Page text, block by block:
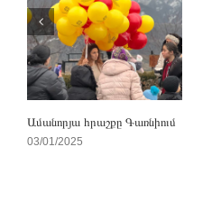
Ամանորյա հրաշքը Գառնիում
03/01/2025